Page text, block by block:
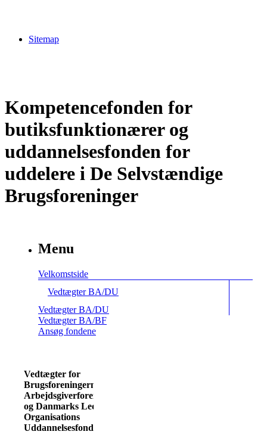
Sitemap
Kompetencefonden for
butiksfunktionærer og
uddannelsesfonden for
uddelere i De Selvstændige
Brugsforeninger
Menu
Velkomstside
Vedtægter BA/DU
Vedtægter BA/DU
Vedtægter BA/BF
Ansøg fondene
Vedtægter for
Brugsforeningernes
Arbejdsgiverforening
og Danmarks Leder
Organisations
Uddannelsesfond